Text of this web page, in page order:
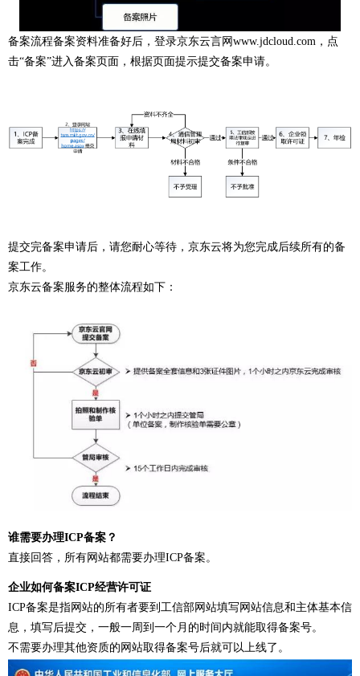
备案流程备案资料准备好后，登录京东云言网www.jdcloud.com，点
击“备案”进入备案页面，根据页面提示提交备案申请。
提交完备案申请后，请您耐心等待，京东云将为您完成后续所有的备
案工作。
京东云备案服务的整体流程如下：
谁需要办理ICP备案？
直接回答，所有网站都需要办理ICP备案。
企业如何备案ICP经营许可证
ICP备案是指网站的所有者要到工信部网站填写网站信息和主体基本信
息，填写后提交，一般一周到一个月的时间内就能取得备案号。
不需要办理其他资质的网站取得备案号后就可以上线了。